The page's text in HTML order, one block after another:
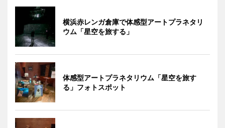
横浜赤レンガ倉庫で体感型アートプラネタリ
ウム「星空を旅する」
体感型アートプラネタリウム「星空を旅す
る」フォトスポット